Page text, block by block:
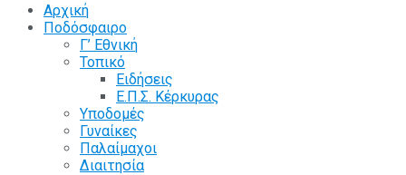
Αρχική
Ποδόσφαιρο
Γ’ Εθνική
Τοπικό
Ειδήσεις
Ε.Π.Σ. Κέρκυρας
Υποδομές
Γυναίκες
Παλαίμαχοι
Διαιτησία